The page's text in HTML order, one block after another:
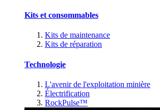
Kits et consommables
Kits de maintenance
Kits de réparation
Technologie
L'avenir de l'exploitation minière
Électrification
RockPulse™